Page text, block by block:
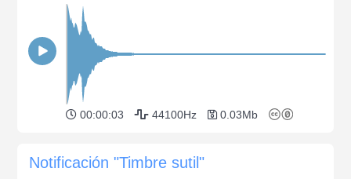
00:00:03 44100Hz 0.03Mb
Notificación "Timbre sutil"